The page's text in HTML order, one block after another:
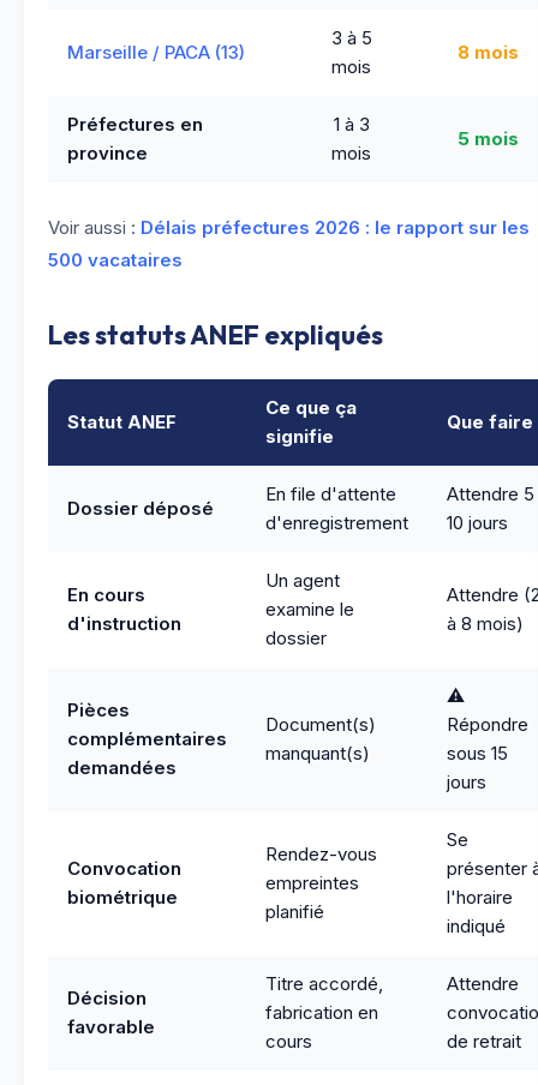
Marseille / PACA (13)
3 à 5
mois
8 mois
Préfectures en
province
1 à 3
mois
5 mois
Voir aussi : Délais préfectures 2026 : le rapport sur les
500 vacataires
Les statuts ANEF expliqués
Statut ANEF
Ce que ça
signifie
Que faire
Dossier déposé
En file d'attente
d'enregistrement
Attendre 5
10 jours
En cours
d'instruction
Un agent
examine le
dossier
Attendre
à 8 mois)
Pièces
complémentaires
demandées
Document(s)
manquant(s)
⚠️
Répondre
sous 15
jours
Convocation
biométrique
Rendez-vous
empreintes
planifié
Se
présenter
l'horaire
indiqué
Décision
favorable
Titre accordé,
fabrication en
cours
Attendre
de retrait